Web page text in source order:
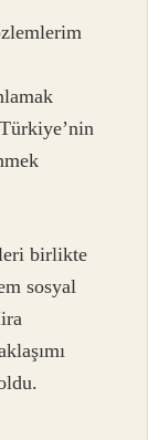
birlikte
sosyal